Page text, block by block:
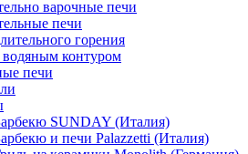
варочные печи
печи
горения
контуром
печи
SUNDAY (Италия)
и печи Palazzetti (Италия)